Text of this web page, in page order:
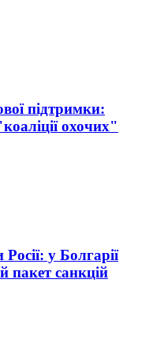
підтримки:
охочих"
у Болгарії
пакет санкцій